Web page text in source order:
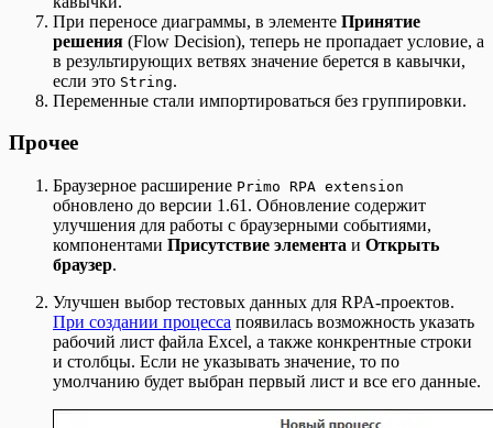
При переносе диаграммы, в элементе Принятие
решения (Flow Decision), теперь не пропадает условие, а
в результирующих ветвях значение берется в кавычки,
если это String.
Переменные стали импортироваться без группировки.
Прочее
Браузерное расширение Primo RPA extension
обновлено до версии 1.61. Обновление содержит
улучшения для работы с браузерными событиями,
компонентами Присутствие элемента и Открыть
браузер.
Улучшен выбор тестовых данных для RPA-проектов.
При создании процесса появилась возможность указать
рабочий лист файла Excel, а также конкрентные строки
и столбцы. Если не указывать значение, то по
умолчанию будет выбран первый лист и все его данные.